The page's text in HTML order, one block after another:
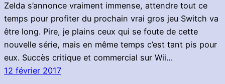
Zelda s’annonce vraiment immense, attendre tout ce
temps pour profiter du prochain vrai gros jeu Switch va
être long. Pire, je plains ceux qui se foute de cette
nouvelle série, mais en même temps c’est tant pis pour
eux. Succès critique et commercial sur Wii…
12 février 2017